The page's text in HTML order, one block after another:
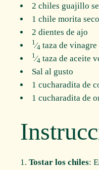
2 chiles guajillo
1 chile morita seco
2 dientes de ajo
1⁄4 taza de
1⁄4 taza de aceite
Sal al gusto
1 cucharadita de
1 cucharadita de
Tostar los chiles: